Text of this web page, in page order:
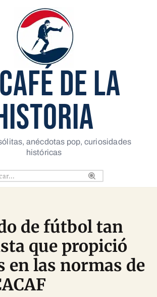
DE LA
anécdotas pop, curiosidades
históricas
de fútbol tan
que propició
en las normas de